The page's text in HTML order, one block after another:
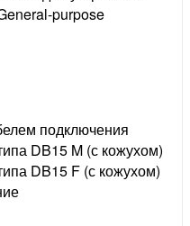
purpose
подключения
DB15 M (с кожухом)
DB15 F (с кожухом)